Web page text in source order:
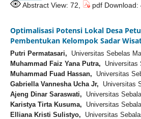
Abstract View: 72, pdf Download:
Optimalisasi Potensi Lokal Desa
Pembentukan Kelompok Sadar
Putri Permatasari, Universitas Sebelas
Muhammad Faiz Yana Putra, Universitas
Muhammad Fuad Hassan, Universitas
Gabriella Vannesha Ucha Jr, Universitas
Ajeng Dinar Saraswati, Universitas
Karistya Tirta Kusuma, Universitas
Elliana Kristi Sulistyo, Universitas